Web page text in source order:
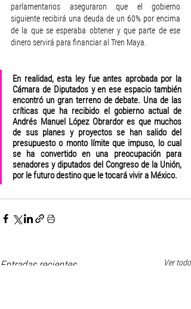
parlamentarios aseguraron que el gobierno
siguiente recibirá una deuda de un 60% por encima
de la que se esperaba obtener y que parte de ese
dinero servirá para financiar al Tren Maya.
En realidad, esta ley fue antes aprobada por la
Cámara de Diputados y en ese espacio también
encontró un gran terreno de debate. Una de las
críticas que ha recibido el gobierno actual de
Andrés Manuel López Obrardor es que muchos
de sus planes y proyectos se han salido del
presupuesto o monto límite que impuso, lo cual
se ha convertido en una preocupación para
senadores y diputados del Congreso de la Unión,
por le futuro destino que le tocará vivir a México.
Entradas recientes Ver todo